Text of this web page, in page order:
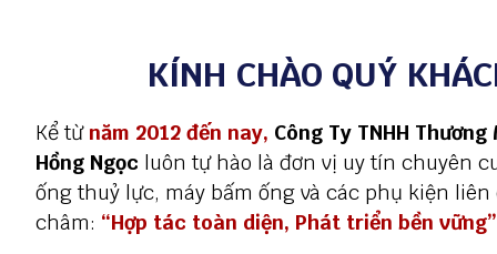
KÍNH CHÀO QUÝ
Kể từnăm 2012 đến nay, Công Ty TNHH
Hồng Ngọc luôn tự hào là đơn vị uy tín chuyên
ống thuỷ lực, máy bấm ống và các phụ kiện
châm: “Hợp tác toàn diện, Phát triển bền vững”